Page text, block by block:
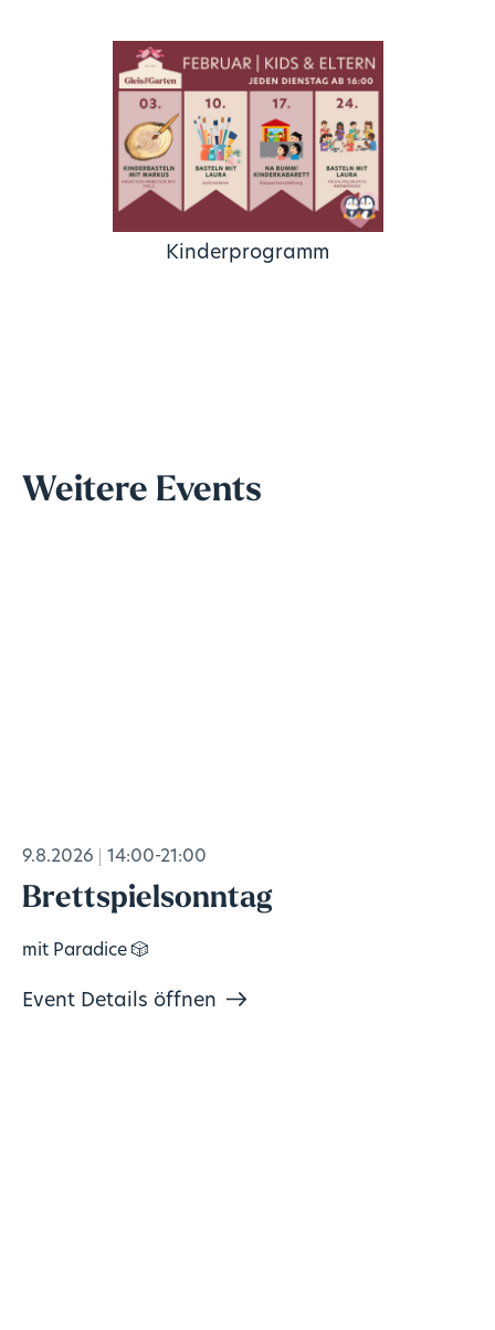
Kinderprogramm
Weitere Events
9.8.2026 14:00-21:00
Brettspielsonntag
mit Paradice 🎲
Event Details öffnen